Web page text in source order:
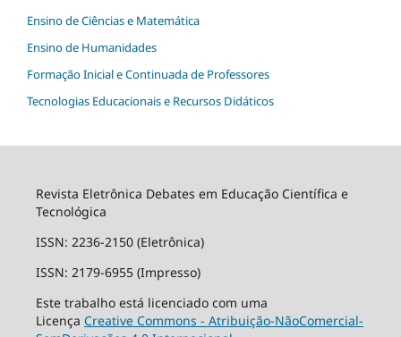
Ensino de Ciências e Matemática
Ensino de Humanidades
Formação Inicial e Continuada de Professores
Tecnologias Educacionais e Recursos Didáticos
Revista Eletrônica Debates em Educação Científica e
Tecnológica
ISSN: 2236-2150 (Eletrônica)
ISSN: 2179-6955 (Impresso)
Este trabalho está licenciado com uma
Licença Creative Commons - Atribuição-NãoComercial-